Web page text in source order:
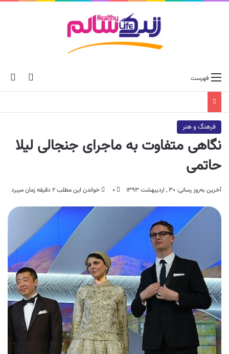
skin فهرست
فرهنگ و هنر
نگاهی متفاوت به ماجرای جنجالی لیلا
حاتمی
آخرین به‌روز رسانی: ۳۰ , اردیبهشت ۱۳۹۳ ۰ خواندن این مطلب ۲ دقیقه زمان میبرد